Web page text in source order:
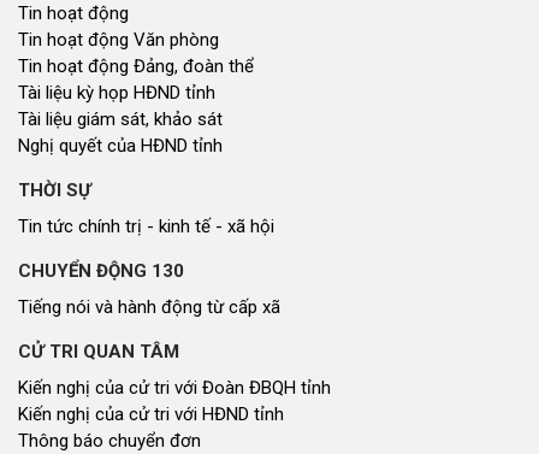
Tin hoạt động
Tin hoạt động Văn phòng
Tin hoạt động Đảng, đoàn thể
Tài liệu kỳ họp HĐND tỉnh
Tài liệu giám sát, khảo sát
Nghị quyết của HĐND tỉnh
THỜI SỰ
Tin tức chính trị - kinh tế - xã hội
CHUYỂN ĐỘNG 130
Tiếng nói và hành động từ cấp xã
CỬ TRI QUAN TÂM
Kiến nghị của cử tri với Đoàn ĐBQH tỉnh
Kiến nghị của cử tri với HĐND tỉnh
Thông báo chuyển đơn